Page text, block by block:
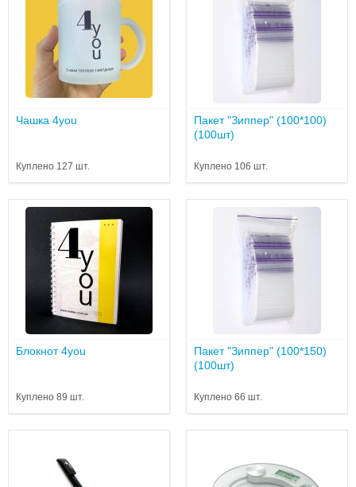
Чашка 4you
Куплено 127 шт.
Пакет "Зиппер" (100*100)
(100шт)
Куплено 106 шт.
Блокнот 4you
Куплено 89 шт.
Пакет "Зиппер" (100*150)
(100шт)
Куплено 66 шт.